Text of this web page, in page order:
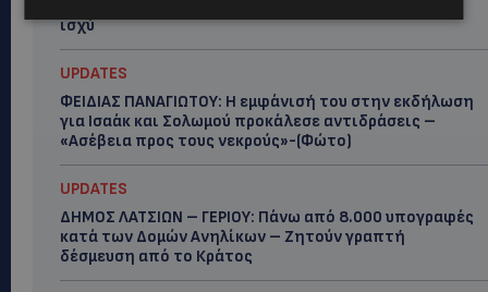
ισχύ
UPDATES
ΦΕΙΔΙΑΣ ΠΑΝΑΓΙΩΤΟΥ: Η εμφάνισή του στην εκδήλωση
για Ισαάκ και Σολωμού προκάλεσε αντιδράσεις –
«Ασέβεια προς τους νεκρούς»-(Φώτο)
UPDATES
ΔΗΜΟΣ ΛΑΤΣΙΩΝ – ΓΕΡΙΟΥ: Πάνω από 8.000 υπογραφές
κατά των Δομών Ανηλίκων – Ζητούν γραπτή
δέσμευση από το Κράτος